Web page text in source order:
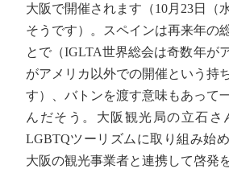
大阪で開催されます（10月23日（
そうです）。スペインは再来年の
とで（IGLTA世界総会は奇数年が
がアメリカ以外での開催という持
す）、バトンを渡す意味もあって
んだそう。大阪観光局の立石さ
LGBTQツーリズムに取り組み始め
大阪の観光事業者と連携して啓発